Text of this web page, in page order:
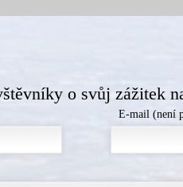
o svůj zážitek
E-mail (není